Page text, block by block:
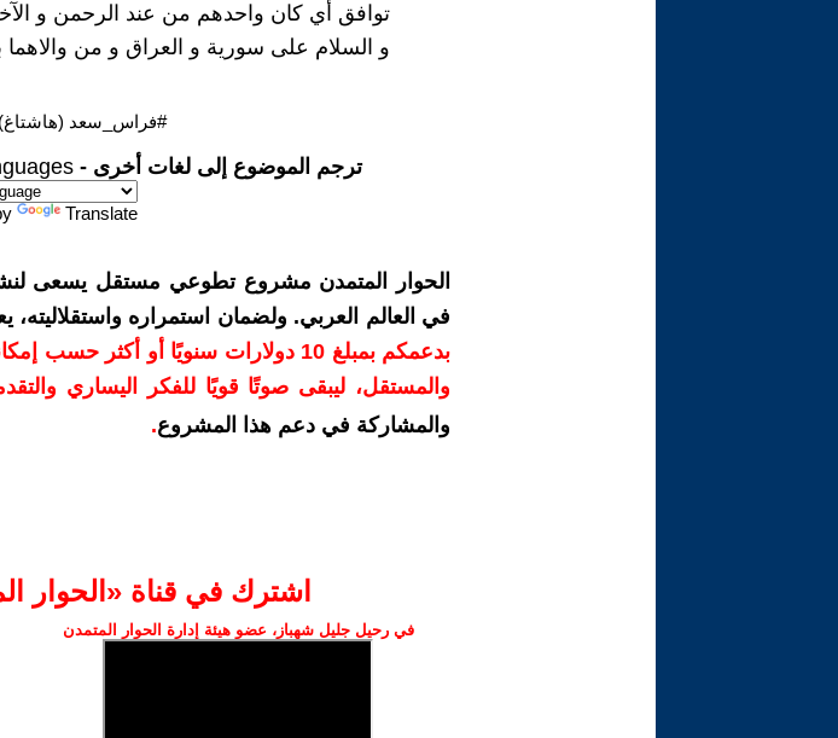
توافق أي كان واحدهم من عند الرحمن و
و السلام على سورية و العراق و من
#فراس_سعد (هاشتاغ)
ترجم الموضوع إلى لغات أخرى -
Translate
الحوار المتمدن مشروع تطوعي مستقل يسعى لنشر
في العالم العربي. ولضمان استمراره
بدعمكم بمبلغ 10 دولارات سنويًا أو
والمستقل، ليبقى صوتًا قويًا للفكر اليساري
والمشاركة في دعم هذا المشروع.
اشترك في قناة ‫«الحوار
في رحيل جليل شهباز، عضو هيئة إدارة الحوار المتمدن